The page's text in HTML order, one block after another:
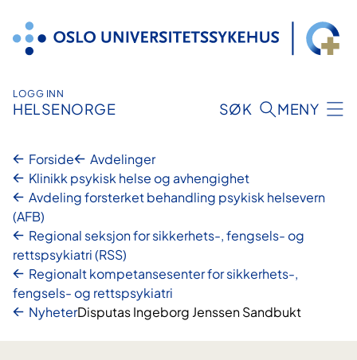
innhold
LOGG INN
HELSENORGE SØK MENY
Forside
Avdelinger
Klinikk psykisk helse og avhengighet
Avdeling forsterket behandling psykisk helsevern
(AFB)
Regional seksjon for sikkerhets-, fengsels- og
rettspsykiatri (RSS)
Regionalt kompetansesenter for sikkerhets-,
fengsels- og rettspsykiatri
NyheterDisputas Ingeborg Jenssen Sandbukt